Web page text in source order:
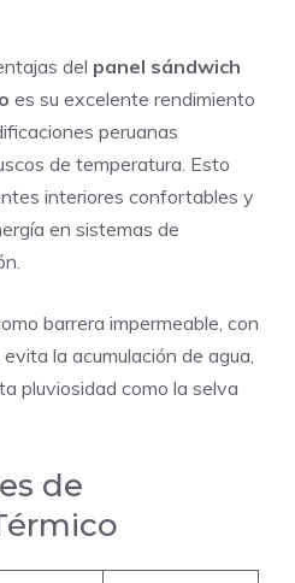
del panel sándwich
es su excelente rendimiento
peruanas
de temperatura. Esto
interiores confortables y
en sistemas de
barrera impermeable, con
la acumulación de agua,
pluviosidad como la selva
de